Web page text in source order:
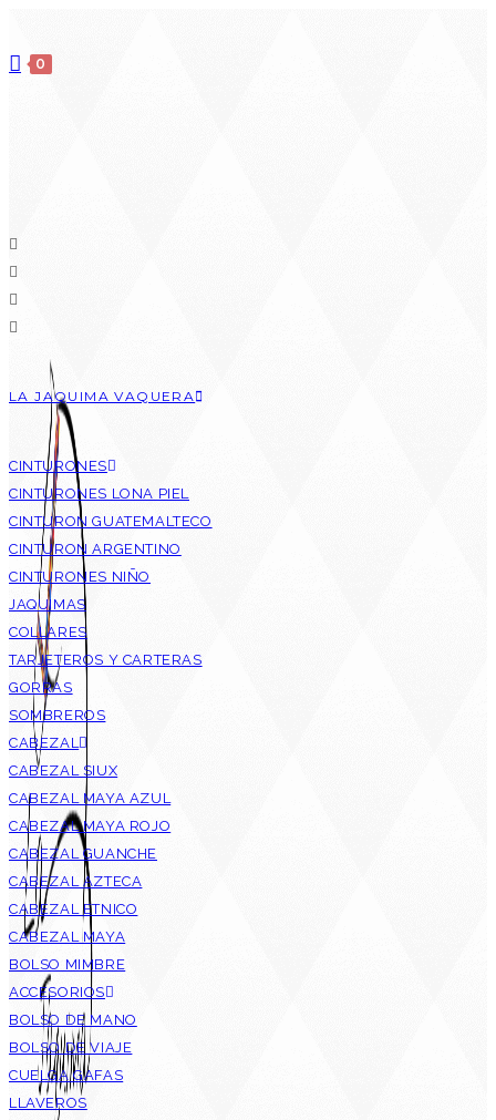
0
LA JAQUIMA VAQUERA
CINTURONES
CINTURONES LONA PIEL
CINTURON GUATEMALTECO
CINTURON ARGENTINO
CINTURONES NIÑO
JAQUIMAS
COLLARES
TARJETEROS Y CARTERAS
GORRAS
SOMBREROS
CABEZAL
CABEZAL SIUX
CABEZAL MAYA AZUL
CABEZAL MAYA ROJO
CABEZAL GUANCHE
CABEZAL AZTECA
CABEZAL ETNICO
CABEZAL MAYA
BOLSO MIMBRE
ACCESORIOS
BOLSO DE MANO
BOLSO DE VIAJE
CUELGA GAFAS
LLAVEROS